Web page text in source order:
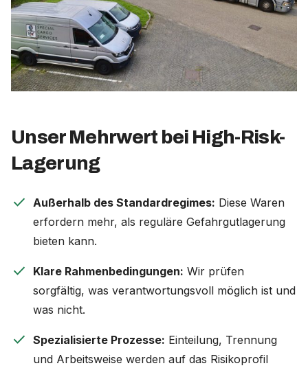
Unser Mehrwert bei High-Risk-
Lagerung
check Außerhalb des Standardregimes: Diese Waren
erfordern mehr, als reguläre Gefahrgutlagerung
bieten kann.
check Klare Rahmenbedingungen: Wir prüfen
sorgfältig, was verantwortungsvoll möglich ist und
was nicht.
check Spezialisierte Prozesse: Einteilung, Trennung
und Arbeitsweise werden auf das Risikoprofil